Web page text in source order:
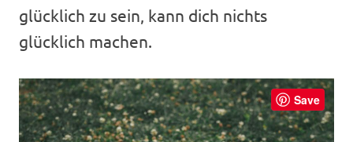
glücklich zu sein, kann dich nichts
glücklich machen.
Save